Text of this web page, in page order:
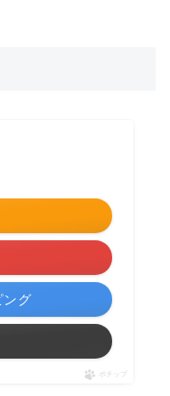
ング
ポチップ